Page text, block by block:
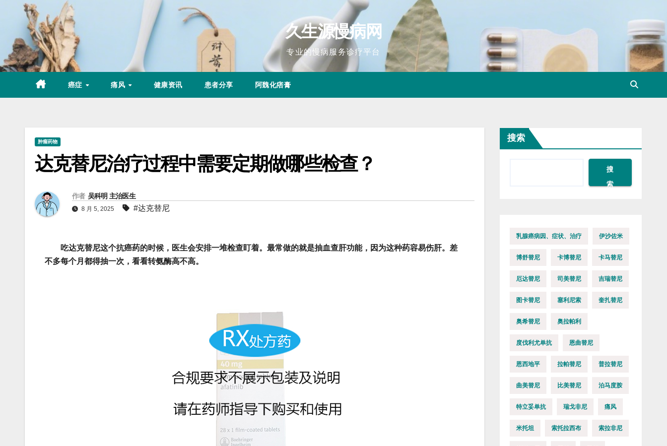
content
久生源慢病网
专业的慢病服务诊疗平台
癌症 痛风 健康资讯 患者分享 阿魏化痞膏
肿瘤药物
达克替尼治疗过程中需要定期做哪些检查？
作者 吴科明 主治医生
8 月 5, 2025 #达克替尼
吃达克替尼这个抗癌药的时候，医生会安排一堆检查盯着。最常做的就是抽血查肝功能，因为这种药容易伤肝。差
不多每个月都得抽一次，看看转氨酶高不高。
搜索
搜
索
乳腺癌病因、症状、治疗 伊沙佐米
博舒替尼 卡博替尼 卡马替尼
厄达替尼 司美替尼 吉瑞替尼
图卡替尼 塞利尼索 奎扎替尼
奥希替尼 奥拉帕利
度伐利尤单抗 恩曲替尼
恩西地平 拉帕替尼 普拉替尼
曲美替尼 比美替尼 泊马度胺
特立妥单抗 瑞戈非尼 痛风
米托坦 索托拉西布 索拉非尼